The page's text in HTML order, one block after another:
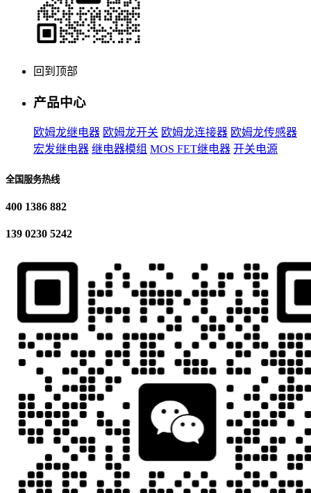
回到顶部
产品中心
欧姆龙继电器 欧姆龙开关 欧姆龙连接器 欧姆龙传感器
宏发继电器 继电器模组 MOS FET继电器 开关电源
全国服务热线
400 1386 882
139 0230 5242